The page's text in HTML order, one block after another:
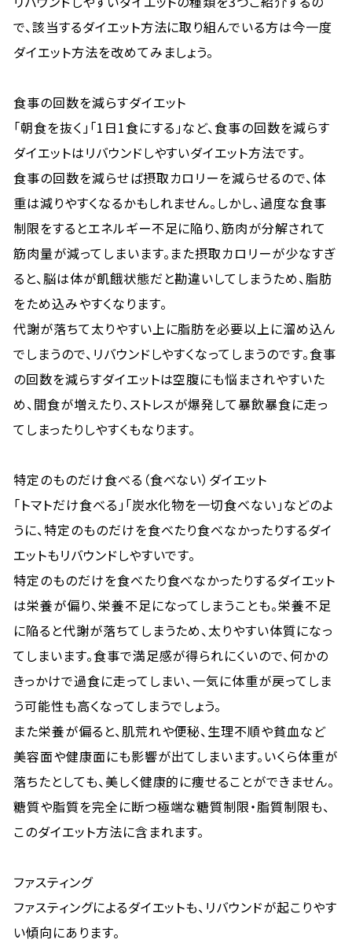
で、該当するダイエット方法に取り組んでいる方は今一度
ダイエット方法を改めてみましょう。
食事の回数を減らすダイエット
「朝食を抜く」「1日1食にする」など、食事の回数を減らす
ダイエットはリバウンドしやすいダイエット方法です。
食事の回数を減らせば摂取カロリーを減らせるので、体
重は減りやすくなるかもしれません。しかし、過度な食事
制限をするとエネルギー不足に陥り、筋肉が分解されて
筋肉量が減ってしまいます。また摂取カロリーが少なすぎ
ると、脳は体が飢餓状態だと勘違いしてしまうため、脂肪
をため込みやすくなります。
代謝が落ちて太りやすい上に脂肪を必要以上に溜め込ん
でしまうので、リバウンドしやすくなってしまうのです。食事
の回数を減らすダイエットは空腹にも悩まされやすいた
め、間食が増えたり、ストレスが爆発して暴飲暴食に走っ
てしまったりしやすくもなります。
特定のものだけ食べる（食べない）ダイエット
「トマトだけ食べる」「炭水化物を一切食べない」などのよ
うに、特定のものだけを食べたり食べなかったりするダイ
エットもリバウンドしやすいです。
特定のものだけを食べたり食べなかったりするダイエット
は栄養が偏り、栄養不足になってしまうことも。栄養不足
に陥ると代謝が落ちてしまうため、太りやすい体質になっ
てしまいます。食事で満足感が得られにくいので、何かの
きっかけで過食に走ってしまい、一気に体重が戻ってしま
う可能性も高くなってしまうでしょう。
また栄養が偏ると、肌荒れや便秘、生理不順や貧血など
美容面や健康面にも影響が出てしまいます。いくら体重が
落ちたとしても、美しく健康的に痩せることができません。
糖質や脂質を完全に断つ極端な糖質制限・脂質制限も、
このダイエット方法に含まれます。
ファスティング
ファスティングによるダイエットも、リバウンドが起こりやす
い傾向にあります。